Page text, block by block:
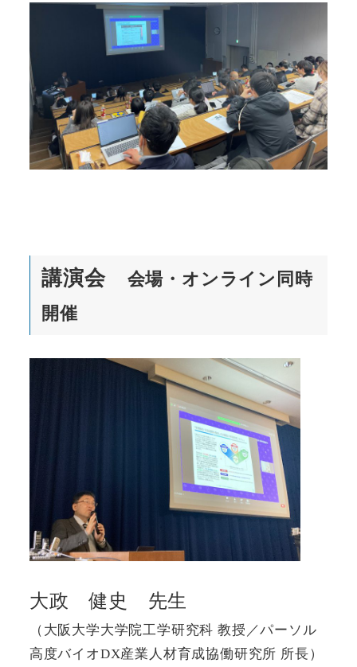
講演会 会場・オンライン同時
開催
大政 健史 先生
（大阪大学大学院工学研究科 教授／パーソル
高度バイオDX産業人材育成協働研究所 所長）